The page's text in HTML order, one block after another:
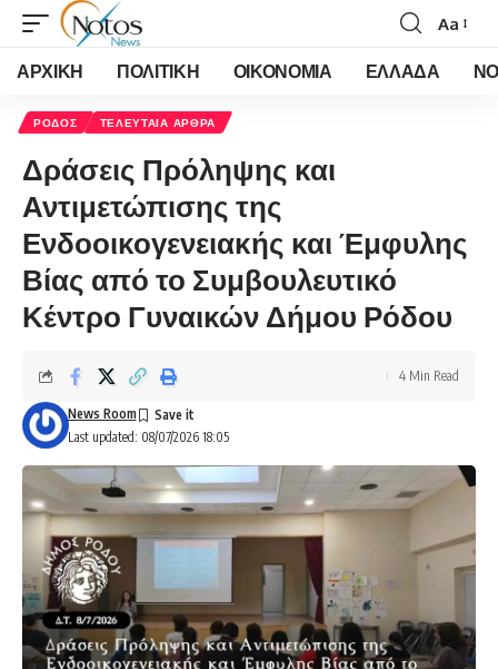
Font
Resizer
Aa
ΑΡΧΙΚΗ ΠΟΛΙΤΙΚΗ ΟΙΚΟΝΟΜΙΑ ΕΛΛΑΔΑ
ΡΟΔΟΣ ΤΕΛΕΥΤΑΙΑ ΑΡΘΡΑ
Δράσεις Πρόληψης και
Αντιμετώπισης της
Ενδοοικογενειακής και Έμφυλης
Βίας από το Συμβουλευτικό
Κέντρο Γυναικών Δήμου Ρόδου
Last updated: 08/07/2026 18:05
News Room
4 Min Read